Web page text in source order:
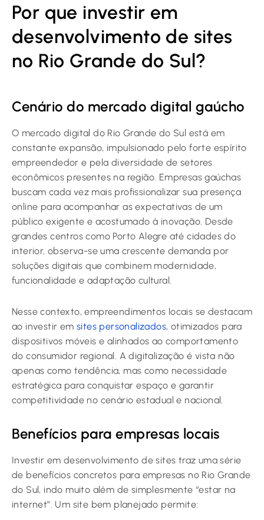
Por que investir em
desenvolvimento de sites
no Rio Grande do Sul?
Cenário do mercado digital gaúcho
O mercado digital do Rio Grande do Sul está em
constante expansão, impulsionado pelo forte espírito
empreendedor e pela diversidade de setores
econômicos presentes na região. Empresas gaúchas
buscam cada vez mais profissionalizar sua presença
online para acompanhar as expectativas de um
público exigente e acostumado à inovação. Desde
grandes centros como Porto Alegre até cidades do
interior, observa-se uma crescente demanda por
soluções digitais que combinem modernidade,
funcionalidade e adaptação cultural.
Nesse contexto, empreendimentos locais se destacam
ao investir emsites personalizados, otimizados para
dispositivos móveis e alinhados ao comportamento
do consumidor regional. A digitalização é vista não
apenas como tendência, mas como necessidade
estratégica para conquistar espaço e garantir
competitividade no cenário estadual e nacional.
Benefícios para empresas locais
Investir em desenvolvimento de sites traz uma série
de benefícios concretos para empresas no Rio Grande
do Sul, indo muito além de simplesmente “estar na
internet”. Um site bem planejado permite: